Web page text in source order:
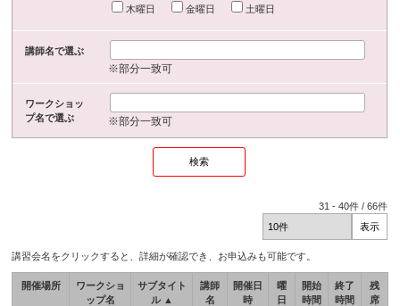
木曜日
金曜日 土曜日
講師名で選ぶ
※部分一致可
ワークショッ
プ名で選ぶ
※部分一致可
31 -40件 /66件
講習会名をクリックすると、詳細が確認でき、お申込みも可能です。
開催場所
ワークショ
ップ名
サブタイト
ル ▲
講師
名
開催日
時
曜
日
開始
時間
終了
時間
残
席